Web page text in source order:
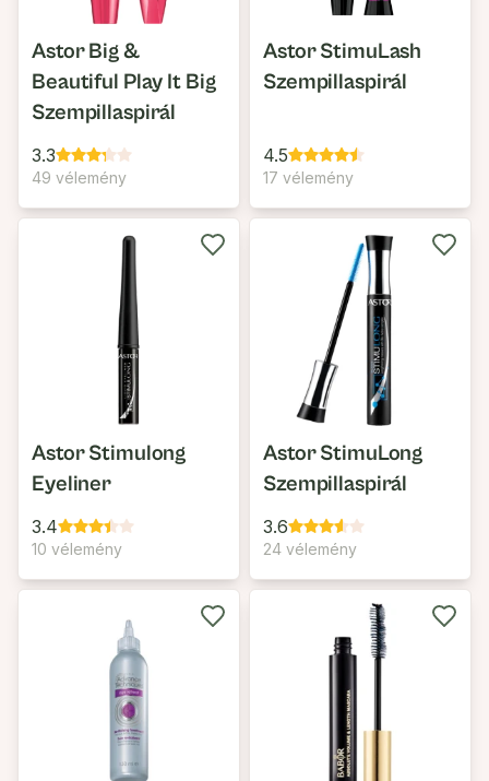
Astor Big &
Beautiful Play It Big
Szempillaspirál
3.3
49 vélemény
Astor StimuLash
Szempillaspirál
4.5
17 vélemény
Astor Stimulong
Eyeliner
3.4
10 vélemény
Astor StimuLong
Szempillaspirál
3.6
24 vélemény